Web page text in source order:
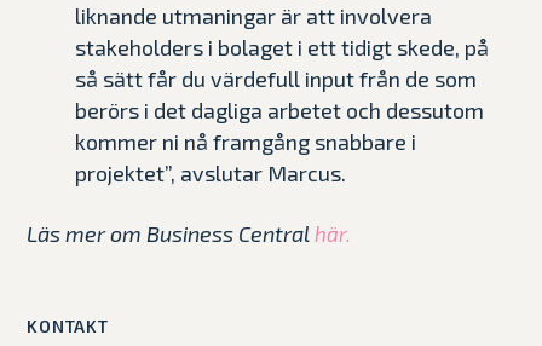
liknande utmaningar är att involvera
stakeholders i bolaget i ett tidigt skede, på
så sätt får du värdefull input från de som
berörs i det dagliga arbetet och dessutom
kommer ni nå framgång snabbare i
projektet”, avslutar Marcus.
Läs mer om Business Central här.
KONTAKT